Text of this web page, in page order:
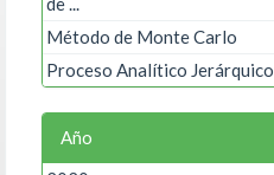
Método de Monte Carlo
Proceso Analítico Jerárquico
Año